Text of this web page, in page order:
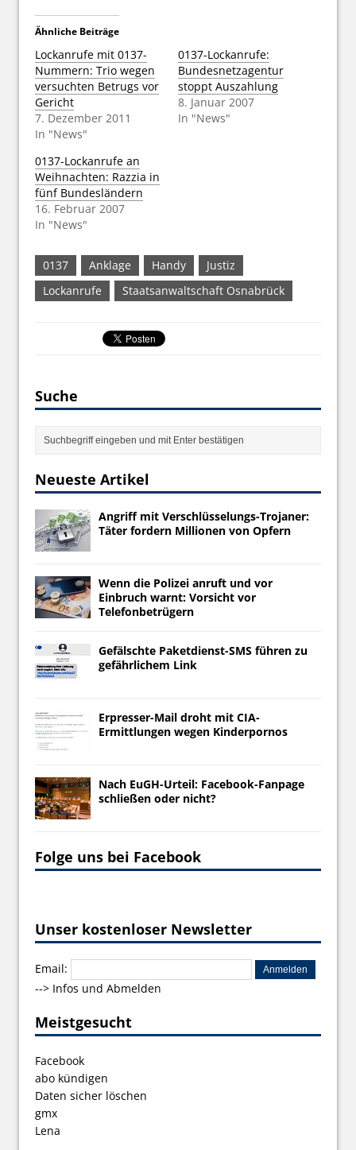
Ähnliche Beiträge
Lockanrufe mit 0137-
Nummern: Trio wegen
versuchten Betrugs vor
Gericht
7. Dezember 2011
In "News"
0137-Lockanrufe:
Bundesnetzagentur
stoppt Auszahlung
8. Januar 2007
In "News"
0137-Lockanrufe an
Weihnachten: Razzia in
fünf Bundesländern
16. Februar 2007
In "News"
0137 Anklage Handy
Justiz
Lockanrufe
Staatsanwaltschaft Osnabrück
Suche
Neueste Artikel
Angriff mit Verschlüsselungs-Trojaner:
Täter fordern Millionen von Opfern
Wenn die Polizei anruft und vor
Einbruch warnt: Vorsicht vor
Telefonbetrügern
Gefälschte Paketdienst-SMS führen zu
gefährlichem Link
Erpresser-Mail droht mit CIA-
Ermittlungen wegen Kinderpornos
Nach EuGH-Urteil: Facebook-Fanpage
schließen oder nicht?
Folge uns bei Facebook
Unser kostenloser Newsletter
Email:
--> Infos und Abmelden
Meistgesucht
Facebook
abo kündigen
Daten sicher löschen
gmx
Lena